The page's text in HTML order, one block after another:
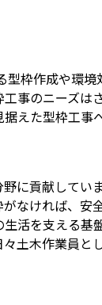
枠作成や環境
のニーズは
えた型枠工事
に貢献していま
なければ、安
活を支える基
土木作業員と